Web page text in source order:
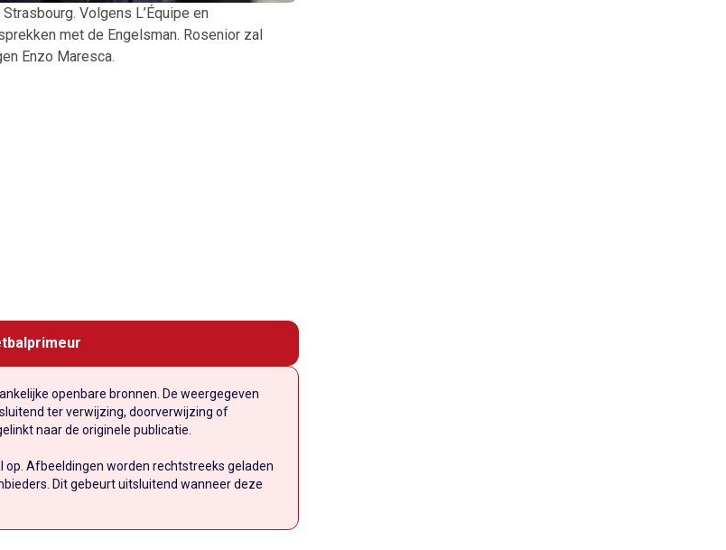
Volgens L’Équipe en
met de Engelsman. Rosenior zal
Enzo Maresca.
openbare bronnen. De weergegeven
ter verwijzing, doorverwijzing of
naar de originele publicatie.
Afbeeldingen worden rechtstreeks geladen
Dit gebeurt uitsluitend wanneer deze